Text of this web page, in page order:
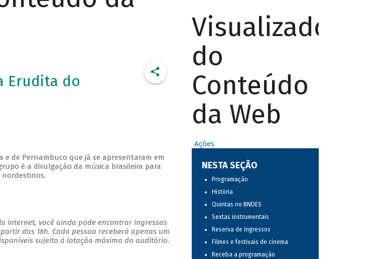
Erudita do
de Pernambuco que já se apresentaram em
é a divulgação da música brasileira para
nordestinos.
internet, você ainda pode encontrar ingressos
das 18h. Cada pessoa receberá apenas um
sujeito à lotação máxima do auditório.
Visualizador
do
Conteúdo
da Web
Ações
NESTA SEÇÃO
Programação
História
Quintas no BNDES
Sextas instrumentais
Reserva de ingressos
Filmes e festivais de cinema
Receba a programação